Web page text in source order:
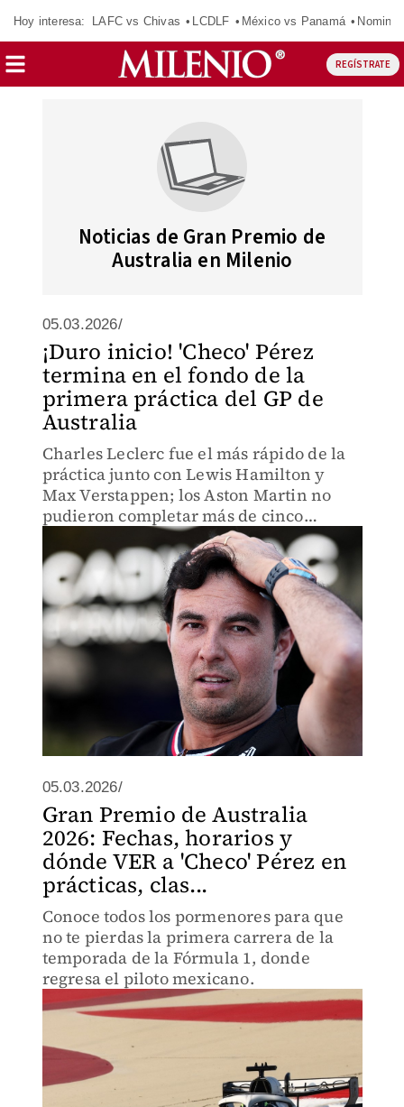
Hoy interesa: LAFC vs Chivas LCDLF México vs Panamá
REGÍSTRATE
Noticias de Gran Premio de
Australia en Milenio
05.03.2026/
¡Duro inicio! 'Checo' Pérez
termina en el fondo de la
primera práctica del GP de
Australia
Charles Leclerc fue el más rápido de la
práctica junto con Lewis Hamilton y
Max Verstappen; los Aston Martin no
pudieron completar más de cinco
05.03.2026/
Gran Premio de Australia
2026: Fechas, horarios y
dónde VER a 'Checo' Pérez en
prácticas, clas...
Conoce todos los pormenores para que
no te pierdas la primera carrera de la
temporada de la Fórmula 1, donde
regresa el piloto mexicano.